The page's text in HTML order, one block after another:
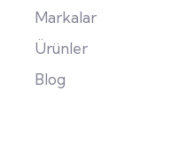
Markalar
Ürünler
Blog